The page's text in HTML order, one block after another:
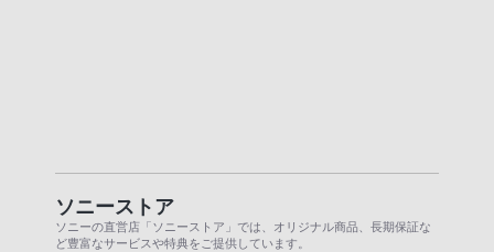
ソニーストア
ソニーの直営店「ソニーストア」では、オリジナル商品、長期保証な
ど豊富なサービスや特典をご提供しています。